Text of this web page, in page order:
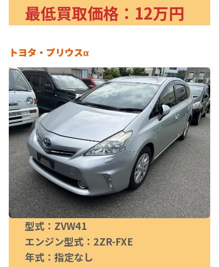
最低買取価格：12万円
トヨタ・プリウスα
型式：ZVW41
エンジン型式：2ZR-FXE
年式：指定なし